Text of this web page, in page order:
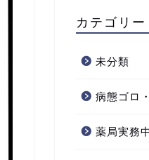
カテゴリー
未分類
病態ゴロ
薬局実務